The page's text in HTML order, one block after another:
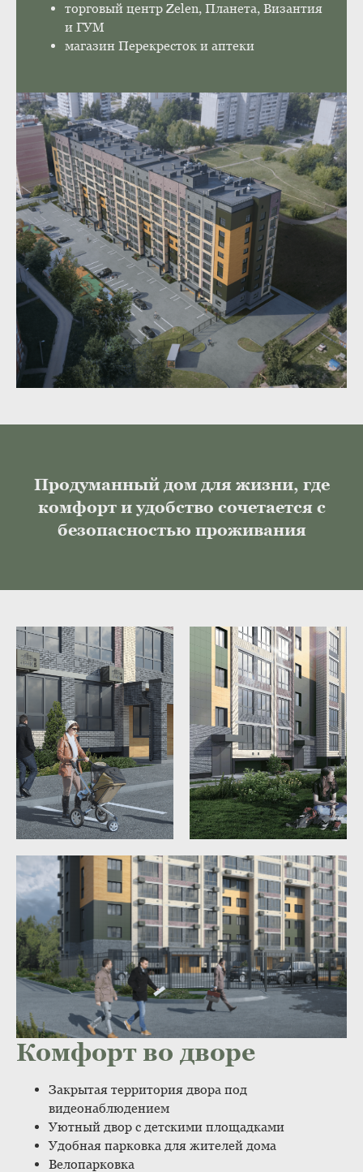
торговый центр Zelen, Планета, Византия
и ГУМ
магазин Перекресток и аптеки
Продуманный дом для жизни, где
комфорт и удобство сочетается с
безопасностью проживания
Комфорт во дворе
Закрытая территория двора под
видеонаблюдением
Уютный двор с детскими площадками
Удобная парковка для жителей дома
Велопарковка